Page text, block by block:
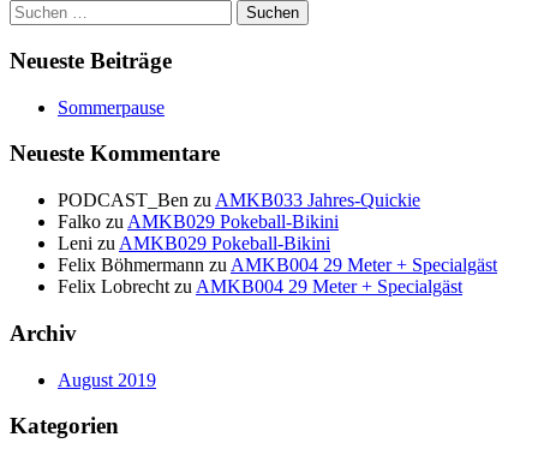
Suchen
nach:
Neueste Beiträge
Sommerpause
Neueste Kommentare
PODCAST_Ben zu AMKB033 Jahres-Quickie
Falko zu AMKB029 Pokeball-Bikini
Leni zu AMKB029 Pokeball-Bikini
Felix Böhmermann zu AMKB004 29 Meter + Specialgäst
Felix Lobrecht zu AMKB004 29 Meter + Specialgäst
Archiv
August 2019
Kategorien